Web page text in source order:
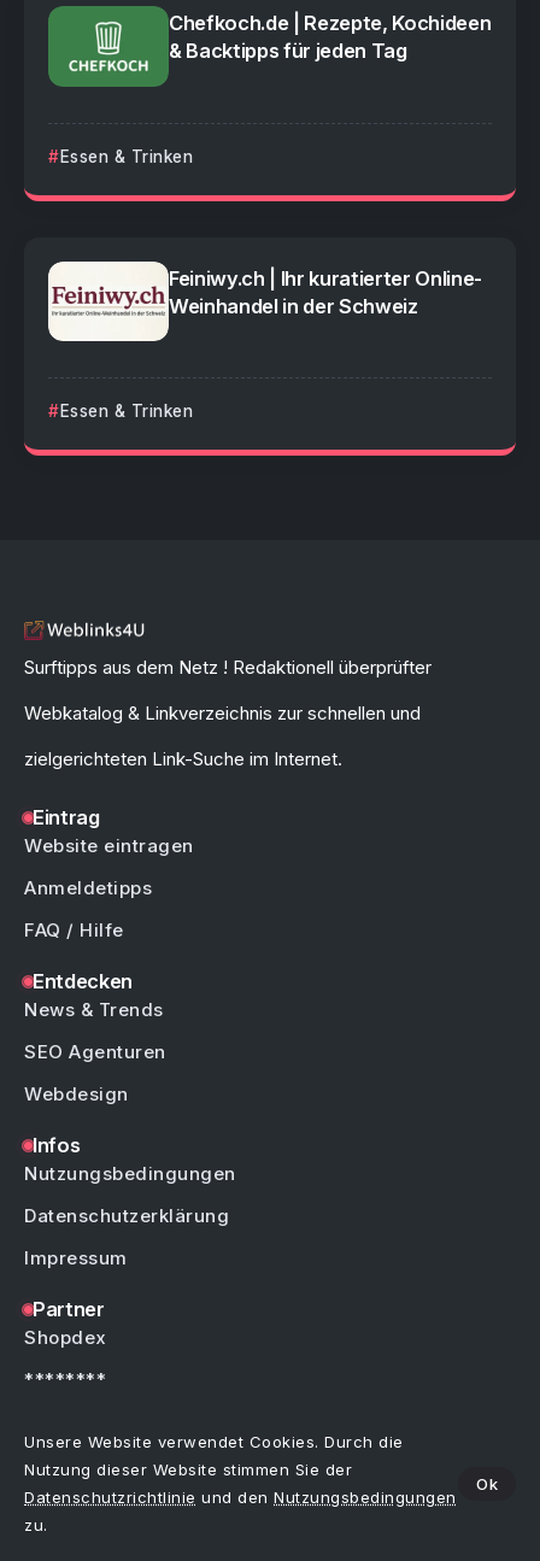
Chefkoch.de | Rezepte, Kochideen
& Backtipps für jeden Tag
Essen & Trinken
Feiniwy.ch | Ihr kuratierter Online-
Weinhandel in der Schweiz
Essen & Trinken
Surftipps aus dem Netz ! Redaktionell überprüfter
Webkatalog & Linkverzeichnis zur schnellen und
zielgerichteten Link-Suche im Internet.
Eintrag
Website eintragen
Anmeldetipps
FAQ / Hilfe
Entdecken
News & Trends
SEO Agenturen
Webdesign
Infos
Nutzungsbedingungen
Datenschutzerklärung
Impressum
Partner
Shopdex
********
Copyright © by Weblinks4U.de – Alle Rechte vorbehalten.
Unsere Website verwendet Cookies. Durch die
Nutzung dieser Website stimmen Sie der
Datenschutzrichtlinie und den Nutzungsbedingungen
zu.
Ok